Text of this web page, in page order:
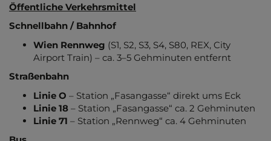
Öffentliche Verkehrsmittel
Schnellbahn / Bahnhof
Wien Rennweg (S1, S2, S3, S4, S80, REX, City
Airport Train) – ca. 3–5 Gehminuten entfernt
Straßenbahn
Linie O – Station „Fasangasse“ direkt ums Eck
Linie 18 – Station „Fasangasse“ ca. 2 Gehminuten
Linie 71 – Station „Rennweg“ ca. 4 Gehminuten